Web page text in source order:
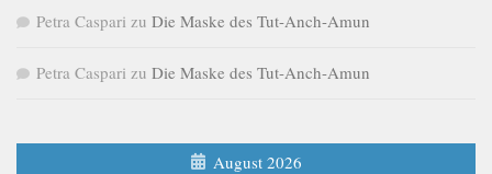
Petra Caspari zu Die Maske des Tut-Anch-Amun
Petra Caspari zu Die Maske des Tut-Anch-Amun
August 2026